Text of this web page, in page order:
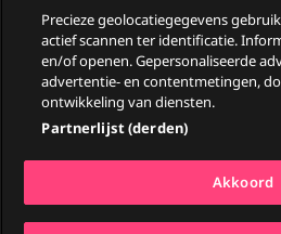
© 2026
Privacy &
Pers
Ga
naar
Go
Precieze geolocatiegegevens
actief scannen ter identificatie.
en/of openen. Gepersonaliseerde
advertentie- en contentmetingen,
ontwikkeling van diensten.
Partnerlijst (derden)
Akkoord